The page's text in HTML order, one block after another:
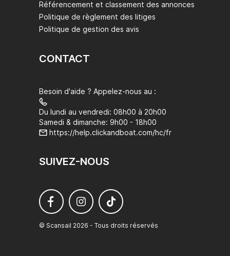
Référencement et classement des annonces
Politique de règlement des litiges
Politique de gestion des avis
CONTACT
Besoin d'aide ? Appelez-nous au :
Du lundi au vendredi: 08h00 à 20h00
Samedi & dimanche: 9h00 - 18h00
https://help.clickandboat.com/hc/fr
SUIVEZ-NOUS
© Scansail 2026 - Tous droits réservés